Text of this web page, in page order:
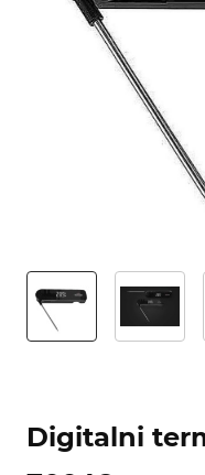
Digitalni